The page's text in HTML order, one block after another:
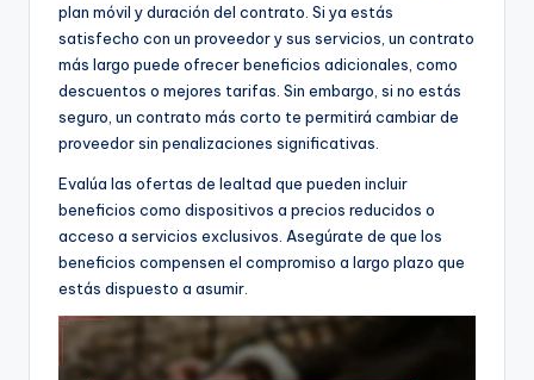
plan móvil y duración del contrato. Si ya estás
satisfecho con un proveedor y sus servicios, un contrato
más largo puede ofrecer beneficios adicionales, como
descuentos o mejores tarifas. Sin embargo, si no estás
seguro, un contrato más corto te permitirá cambiar de
proveedor sin penalizaciones significativas.
Evalúa las ofertas de lealtad que pueden incluir
beneficios como dispositivos a precios reducidos o
acceso a servicios exclusivos. Asegúrate de que los
beneficios compensen el compromiso a largo plazo que
estás dispuesto a asumir.